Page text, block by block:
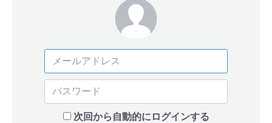
次回から自動的にログインする